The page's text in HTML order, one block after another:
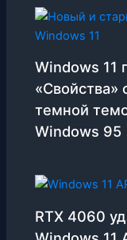
Windows 11
«Свойства»
темной
Windows 95
RTX 4060